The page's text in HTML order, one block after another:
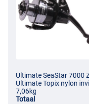
Ultimate SeaStar 7000
Ultimate Topix nylon
7,06kg
Totaal